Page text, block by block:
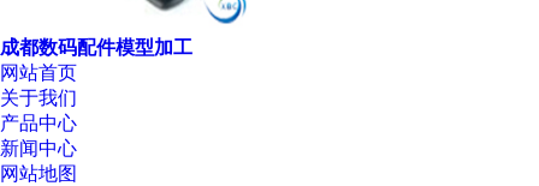
成都数码配件模型加工
网站首页
关于我们
产品中心
新闻中心
网站地图